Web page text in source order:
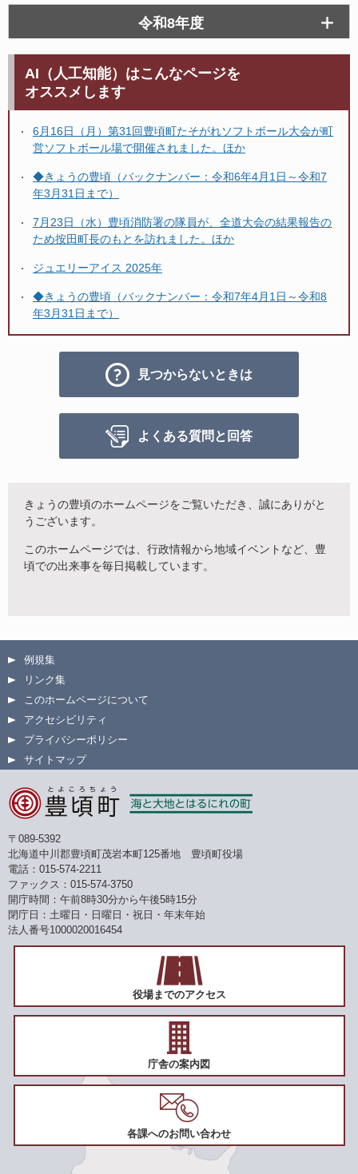
令和8年度
AI（人工知能）はこんなページを
オススメします
6月16日（月）第31回豊頃町たそがれソフトボール大会が町
営ソフトボール場で開催されました。ほか
◆きょうの豊頃（バックナンバー：令和6年4月1日～令和7
年3月31日まで）
7月23日（水）豊頃消防署の隊員が、全道大会の結果報告の
ため按田町長のもとを訪れました。ほか
ジュエリーアイス 2025年
◆きょうの豊頃（バックナンバー：令和7年4月1日～令和8
年3月31日まで）
見つからないときは
よくある質問と回答
きょうの豊頃のホームページをご覧いただき、誠にありがと
うございます。
このホームページでは、行政情報から地域イベントなど、豊
頃での出来事を毎日掲載しています。
例規集
リンク集
このホームページについて
アクセシビリティ
プライバシーポリシー
サイトマップ
〒089-5392
北海道中川郡豊頃町茂岩本町125番地 豊頃町役場
電話：015-574-2211
ファックス：015-574-3750
開庁時間：午前8時30分から午後5時15分
閉庁日：土曜日・日曜日・祝日・年末年始
法人番号1000020016454
役場までのアクセス
庁舎の案内図
各課へのお問い合わせ